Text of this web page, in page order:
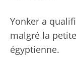
Yonker a
malgré la
égyptienne.